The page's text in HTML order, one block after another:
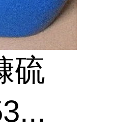
硫